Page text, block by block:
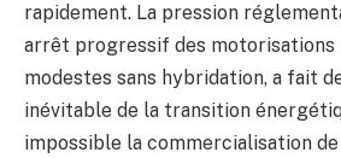
rapidement. La pression
arrêt progressif des motorisations
modestes sans hybridation, a fait
inévitable de la transition
impossible la commercialisation